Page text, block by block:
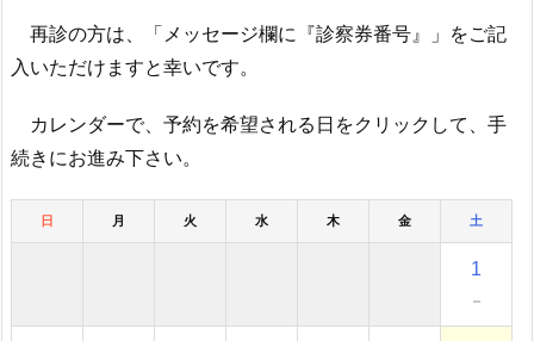
再診の方は、「メッセージ欄に『診察券番号』」をご記
入いただけますと幸いです。
カレンダーで、予約を希望される日をクリックして、手
続きにお進み下さい。
日 月 火 水 木 金 土
1
－